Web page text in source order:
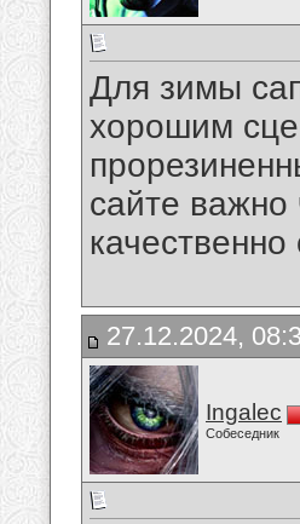
Для зимы
хорошим
сайте важно
27.12.2024,
Ingalec
Собеседник